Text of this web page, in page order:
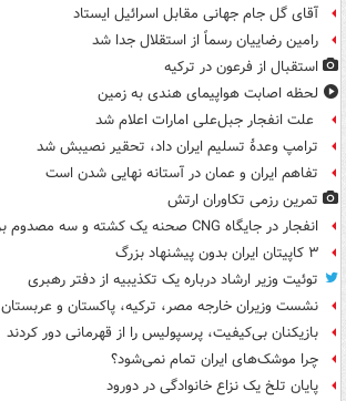
آقای گل جام جهانی مقابل اسرائیل ایستاد
رامین رضاییان رسماً از استقلال جدا شد
استقبال از فرعون در ترکیه
لحظه اصابت هواپیمای هندی به زمین
علت انفجار جبل‌علی امارات اعلام شد
ترامپ وعدۀ تسلیم ایران داد، تحقیر نصیبش شد
تفاهم ایران و عمان در آستانه نهایی شدن است
تمرین رزمی تکاوران ارتش
انفجار در جایگاه CNG صحنه یک کشته و سه مصدوم برجا گذاشت
۳ کاپیتان ایران بدون پیشنهاد بزرگ
توئیت وزیر ارشاد درباره یک تکذیبیه از دفتر رهبری
نشست وزیران خارجه مصر، ترکیه، پاکستان و عربستان
بازیکنان بی‌کیفیت، پرسپولیس را از قهرمانی دور کردند
چرا موشک‌های ایران تمام نمی‌شود؟
پایان تلخ یک نزاع خانوادگی در دورود